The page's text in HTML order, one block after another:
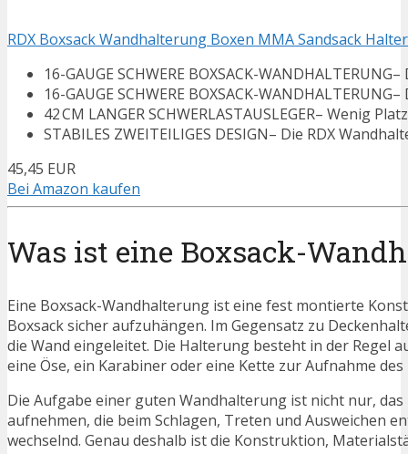
RDX Boxsack Wandhalterung Boxen MMA Sandsack
16-GAUGE SCHWERE BOXSACK-
16-GAUGE SCHWERE BOXSACK-
42 CM LANGER SCHWERLASTAUSLEGER– Wenig
STABILES ZWEITEILIGES DESIGN– Die RDX
45,45 EUR
Bei Amazon kaufen
Was ist eine Boxsack-
Eine Boxsack-Wandhalterung ist eine fest montierte
Boxsack sicher aufzuhängen. Im Gegensatz zu
die Wand eingeleitet. Die Halterung besteht in der Regel
eine Öse, ein Karabiner oder eine Kette zur Aufnahme
Die Aufgabe einer guten Wandhalterung ist nicht nur,
aufnehmen, die beim Schlagen, Treten und Ausweichen
wechselnd. Genau deshalb ist die Konstruktion,